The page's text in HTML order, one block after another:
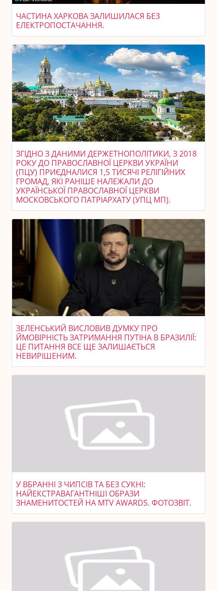
ЧАСТИНА ХАРКОВА ЗАЛИШИЛАСЯ БЕЗ
ЕЛЕКТРОПОСТАЧАННЯ.
ЗГІДНО З ДАНИМИ ДЕРЖЕТНОПОЛІТИКИ, З 2018
РОКУ ДО ПРАВОСЛАВНОЇ ЦЕРКВИ УКРАЇНИ
(ПЦУ) ПРИЄДНАЛИСЯ 1,5 ТИСЯЧІ РЕЛІГІЙНИХ
ГРОМАД, ЯКІ РАНІШЕ НАЛЕЖАЛИ ДО
УКРАЇНСЬКОЇ ПРАВОСЛАВНОЇ ЦЕРКВИ
МОСКОВСЬКОГО ПАТРІАРХАТУ (УПЦ МП).
ЗЕЛЕНСЬКИЙ ВИСЛОВИВ ДУМКУ ПРО
ЙМОВІРНІСТЬ ЗАТРИМАННЯ ПУТІНА В БРАЗИЛІЇ:
ЦЕ ПИТАННЯ ВСЕ ЩЕ ЗАЛИШАЄТЬСЯ
НЕВИРІШЕНИМ.
У ВБРАННІ З ЧИПСІВ ТА БЕЗ СУКНІ:
НАЙЕКСТРАВАГАНТНІШІ ОБРАЗИ
ЗНАМЕНИТОСТЕЙ НА MTV AWARDS. ФОТОЗВІТ.